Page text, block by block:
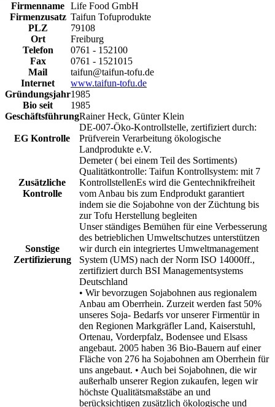
Firmenname Life Food GmbH
Firmenzusatz Taifun Tofuprodukte
PLZ
79108
Ort
Freiburg
Telefon
0761 - 152100
Fax
0761 - 1521015
Mail
taifun@taifun-tofu.de
Internet
www.taifun-tofu.de
Gründungsjahr1985
Bio seit
1985
GeschäftsführungRainer Heck, Günter Klein
EG Kontrolle
DE-007-Öko-Kontrollstelle, zertifiziert durch:
Prüfverein Verarbeitung ökologische
Landprodukte e.V.
Zusätzliche
Kontrolle
Demeter ( bei einem Teil des Sortiments)
Qualitätkontrolle: Taifun Kontrollsystem: mit 7
KontrollstellenEs wird die Gentechnikfreiheit
vom Anbau bis zum Endprodukt garantiert
indem sie die Sojabohne von der Züchtung bis
zur Tofu Herstellung begleiten
Sonstige
Zertifizierung
Unser ständiges Bemühen für eine Verbesserung
des betrieblichen Umweltschutzes unterstützen
wir durch ein integriertes Umweltmanagement
System (UMS) nach der Norm ISO 14000ff.,
zertifiziert durch BSI Managementsystems
Deutschland
• Wir bevorzugen Sojabohnen aus regionalem
Anbau am Oberrhein. Zurzeit werden fast 50%
unseres Soja- Bedarfs vor unserer Firmentür in
den Regionen Markgräfler Land, Kaiserstuhl,
Ortenau, Vorderpfalz, Bodensee und Elsass
angebaut. 2005 haben 36 Bio-Bauern auf einer
Fläche von 276 ha Sojabohnen am Oberrhein für
uns angebaut. • Auch bei Sojabohnen, die wir
außerhalb unserer Region zukaufen, legen wir
höchste Qualitätsmaßstäbe an und
berücksichtigen zusätzlich ökologische und